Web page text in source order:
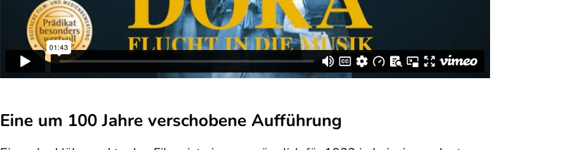
Eine um 100 Jahre verschobene Aufführung